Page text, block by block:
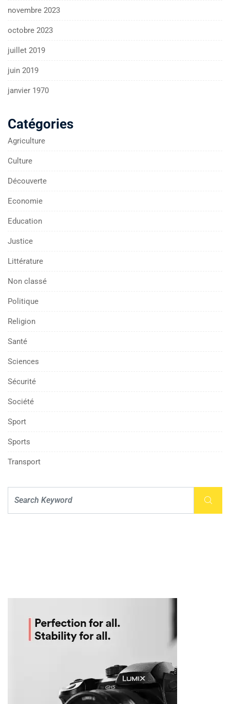
novembre 2023
octobre 2023
juillet 2019
juin 2019
janvier 1970
Catégories
Agriculture
Culture
Découverte
Economie
Education
Justice
Littérature
Non classé
Politique
Religion
Santé
Sciences
Sécurité
Société
Sport
Sports
Transport